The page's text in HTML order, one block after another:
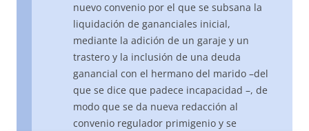
nuevo convenio por el que se subsana la
liquidación de gananciales inicial,
mediante la adición de un garaje y un
trastero y la inclusión de una deuda
ganancial con el hermano del marido –del
que se dice que padece incapacidad –, de
modo que se da nueva redacción al
convenio regulador primigenio y se